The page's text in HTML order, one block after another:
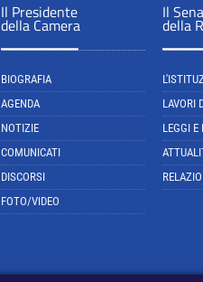
Il Presidente
della Camera
BIOGRAFIA
AGENDA
NOTIZIE
COMUNICATI
DISCORSI
FOTO/VIDEO
Il
della
LAVORI
LEGGI E